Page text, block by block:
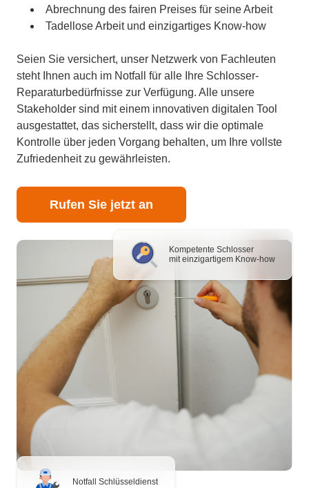
Kompetente Schlosser
mit einzigartigem Know-how
Notfall Schlüsseldienst
Abrechnung des fairen Preises für seine Arbeit
Tadellose Arbeit und einzigartiges Know-how
Seien Sie versichert, unser Netzwerk von Fachleuten
steht Ihnen auch im Notfall für alle Ihre Schlosser-
Reparaturbedürfnisse zur Verfügung. Alle unsere
Stakeholder sind mit einem innovativen digitalen Tool
ausgestattet, das sicherstellt, dass wir die optimale
Kontrolle über jeden Vorgang behalten, um Ihre vollste
Zufriedenheit zu gewährleisten.
Rufen Sie jetzt an